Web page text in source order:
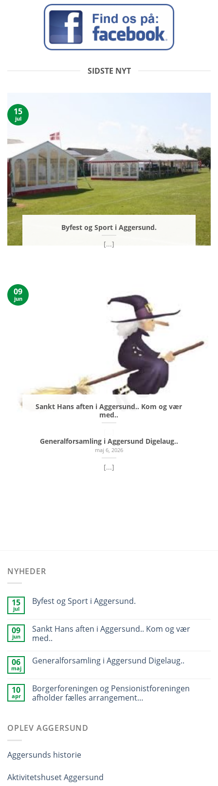
SIDSTE NYT
Byfest og Sport i Aggersund.
[...]
15
jul
Sankt Hans aften i Aggersund.. Kom og vær
med..
09
jun
Generalforsamling i Aggersund Digelaug..
maj 6, 2026
[...]
NYHEDER
15
jul
Byfest og Sport i Aggersund.
09
jun
Sankt Hans aften i Aggersund.. Kom og vær
med..
06
maj
Generalforsamling i Aggersund Digelaug..
10
apr
Borgerforeningen og Pensionistforeningen
afholder fælles arrangement…
OPLEV AGGERSUND
Aggersunds historie
Aktivitetshuset Aggersund